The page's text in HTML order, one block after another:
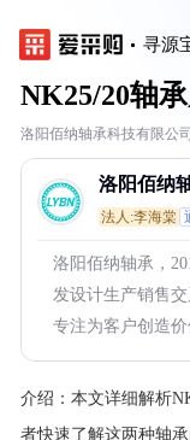
寻源
NK25/20轴
洛阳佰纳轴承科技有限公司
洛阳佰纳
法人:李海棠
洛阳佰纳轴承，
发设计生产销售
专注为客户创造价
介绍： 本文详细解析
者快速了解这两种轴